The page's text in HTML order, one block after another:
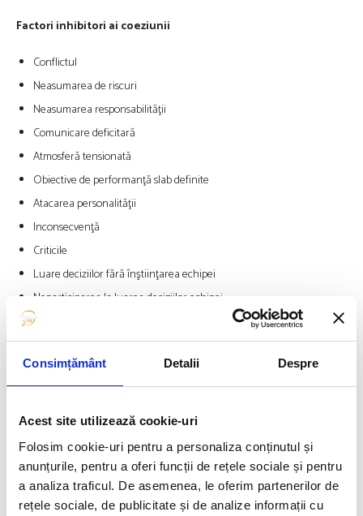
Consimțământ Detalii Despre
Acest site utilizează cookie-uri
Folosim cookie-uri pentru a personaliza conținutul și
anunțurile, pentru a oferi funcții de rețele sociale și pentru
a analiza traficul. De asemenea, le oferim partenerilor de
rețele sociale, de publicitate și de analize informații cu
Factori inhibitori ai coeziunii
Conflictul
Neasumarea de riscuri
Neasumarea responsabilităţii
Comunicare deficitară
Atmosferă tensionată
Obiective de performanţă slab definite
Atacarea personalităţii
Inconsecvenţă
Criticile
Luare deciziilor fără înştiinţarea echipei
Neparticiparea la luarea deciziilor echipei
Neluarea procesului în serios
De aceea este important că în cadrul grupurilor sportive să se realizeze
un echilibru între aceste 2 situații, astfel încât acesta să poată fi eficient,
însă nu autosuficient..
Ce este coeziunea?
Coeziunea reprezintă starea unui grup care se manifestă prin dorinţa
membrilor de a-şi petrece timpul împreună, prin plăcerea realizării unor
activităţi colective specifice sportului sau extra – sportive, prin
comportamente de apropiere şi prin comunicare constantă şi continuă.